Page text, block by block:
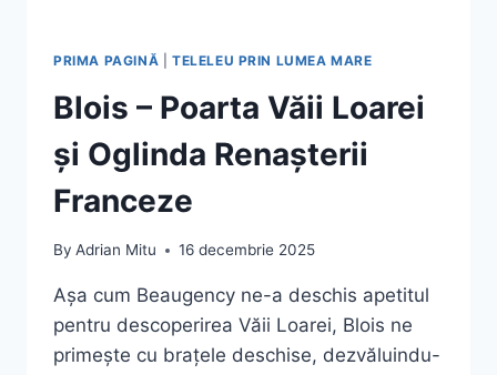
PRIMA PAGINĂ TELELEU PRIN LUMEA MARE
Blois – Poarta Văii Loarei
și Oglinda Renașterii
Franceze
By Adrian Mitu 16 decembrie 2025
Așa cum Beaugency ne-a deschis apetitul
pentru descoperirea Văii Loarei, Blois ne
primește cu brațele deschise, dezvăluindu-